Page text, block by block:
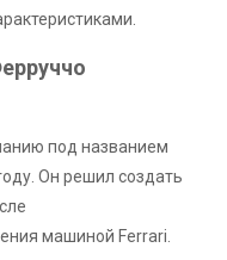
под названием
Он решил создать
машиной Ferrari.